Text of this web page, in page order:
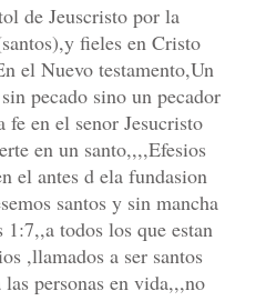
de Jeuscristo por la
fieles en Cristo
el Nuevo testamento,Un
pecado sino un pecador
fe en el senor Jesucristo
en un santo,,,,Efesios
el antes d ela fundasion
santos y sin mancha
todos los que estan
,llamados a ser santos
personas en vida,,,no